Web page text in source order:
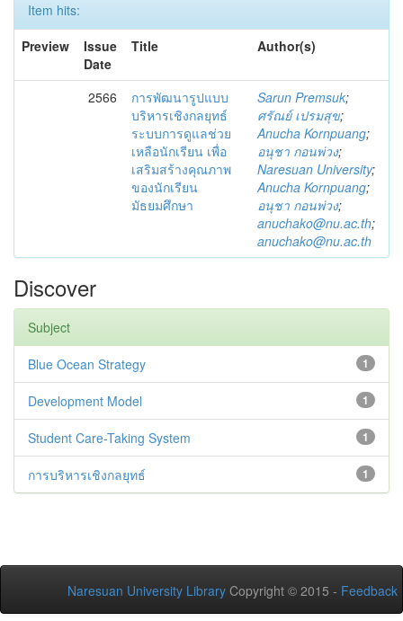
Item hits:
Preview
Issue
Date
Title Author(s)
2566
การพัฒนารูปแบบ
บริหารเชิงกลยุทธ์
ระบบการดูแลช่วย
เหลือนักเรียน เพื่อ
เสริมสร้างคุณภาพ
ของนักเรียน
มัธยมศึกษา
Sarun Premsuk;
ศรัณย์ เปรมสุข;
Anucha Kornpuang;
อนุชา กอนพ่วง;
Naresuan University;
Anucha Kornpuang;
อนุชา กอนพ่วง;
anuchako@nu.ac.th;
anuchako@nu.ac.th
Discover
Subject
1
Blue Ocean Strategy
1
Development Model
1
Student Care-Taking System
1
การบริหารเชิงกลยุทธ์
Naresuan University Library Copyright © 2015 - Feedback